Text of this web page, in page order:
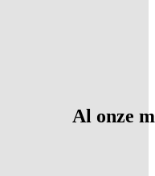
Al onze